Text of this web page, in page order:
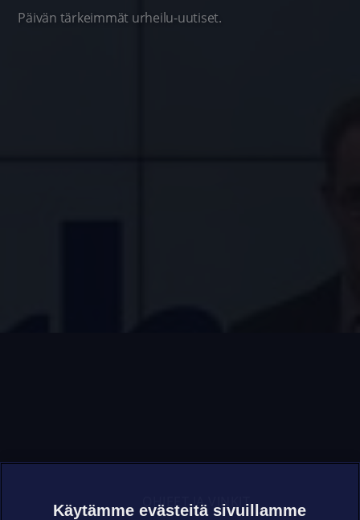
Päivän tärkeimmät urheilu-uutiset.
OHJEET JA VINKIT
Käytämme evästeitä sivuillamme